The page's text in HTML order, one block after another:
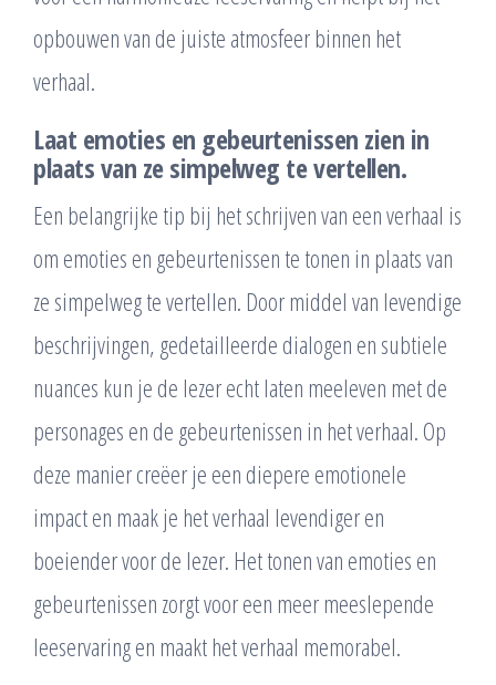
opbouwen van de juiste atmosfeer binnen het
verhaal.
Laat emoties en gebeurtenissen zien in
plaats van ze simpelweg te vertellen.
Een belangrijke tip bij het schrijven van een verhaal is
om emoties en gebeurtenissen te tonen in plaats van
ze simpelweg te vertellen. Door middel van levendige
beschrijvingen, gedetailleerde dialogen en subtiele
nuances kun je de lezer echt laten meeleven met de
personages en de gebeurtenissen in het verhaal. Op
deze manier creëer je een diepere emotionele
impact en maak je het verhaal levendiger en
boeiender voor de lezer. Het tonen van emoties en
gebeurtenissen zorgt voor een meer meeslepende
leeservaring en maakt het verhaal memorabel.